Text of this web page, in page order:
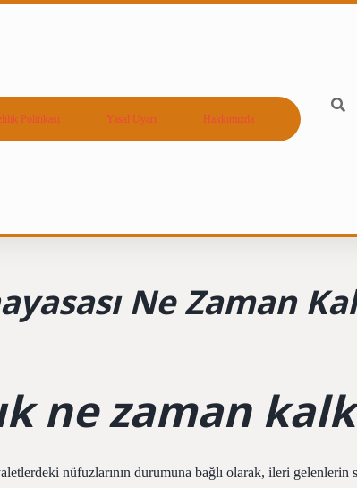
Politikası Yasal Uyarı Hakkımızda
Ne Zaman
ne zaman
nüfuzlarının durumuna bağlı olarak, ileri